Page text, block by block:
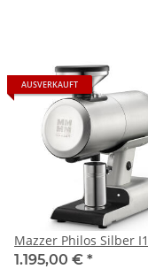
AUSVERKAUFT
Mazzer Philos Silber
1.195,00 € *